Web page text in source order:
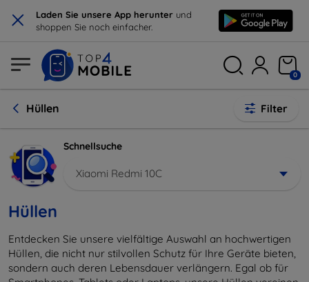
× Laden Sie unsere App herunter und
shoppen Sie noch einfacher.
0
Hüllen Filter
Schnellsuche
Xiaomi Redmi 10C
Hüllen
Entdecken Sie unsere vielfältige Auswahl an hochwertigen
Hüllen, die nicht nur stilvollen Schutz für Ihre Geräte bieten,
sondern auch deren Lebensdauer verlängern. Egal ob für